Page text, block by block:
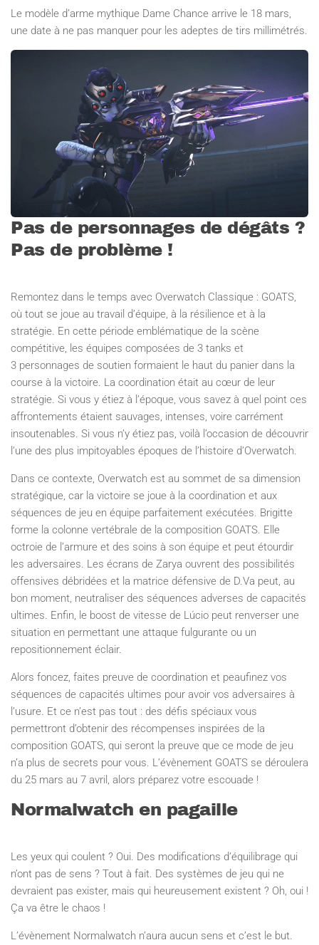
Le modèle d’arme mythique Dame Chance arrive le 18 mars,
une date à ne pas manquer pour les adeptes de tirs millimétrés.
Pas de personnages de dégâts ?
Pas de problème !
Remontez dans le temps avec Overwatch Classique : GOATS,
où tout se joue au travail d’équipe, à la résilience et à la
stratégie. En cette période emblématique de la scène
compétitive, les équipes composées de 3 tanks et
3 personnages de soutien formaient le haut du panier dans la
course à la victoire. La coordination était au cœur de leur
stratégie. Si vous y étiez à l’époque, vous savez à quel point ces
affrontements étaient sauvages, intenses, voire carrément
insoutenables. Si vous n’y étiez pas, voilà l’occasion de découvrir
l’une des plus impitoyables époques de l’histoire d’Overwatch.
Dans ce contexte, Overwatch est au sommet de sa dimension
stratégique, car la victoire se joue à la coordination et aux
séquences de jeu en équipe parfaitement exécutées. Brigitte
forme la colonne vertébrale de la composition GOATS. Elle
octroie de l’armure et des soins à son équipe et peut étourdir
les adversaires. Les écrans de Zarya ouvrent des possibilités
offensives débridées et la matrice défensive de D.Va peut, au
bon moment, neutraliser des séquences adverses de capacités
ultimes. Enfin, le boost de vitesse de Lúcio peut renverser une
situation en permettant une attaque fulgurante ou un
repositionnement éclair.
Alors foncez, faites preuve de coordination et peaufinez vos
séquences de capacités ultimes pour avoir vos adversaires à
l’usure. Et ce n’est pas tout : des défis spéciaux vous
permettront d’obtenir des récompenses inspirées de la
composition GOATS, qui seront la preuve que ce mode de jeu
n’a plus de secrets pour vous. L’évènement GOATS se déroulera
du 25 mars au 7 avril, alors préparez votre escouade !
Normalwatch en pagaille
Les yeux qui coulent ? Oui. Des modifications d’équilibrage qui
n’ont pas de sens ? Tout à fait. Des systèmes de jeu qui ne
devraient pas exister, mais qui heureusement existent ? Oh, oui !
Ça va être le chaos !
L’évènement Normalwatch n’aura aucun sens et c’est le but.